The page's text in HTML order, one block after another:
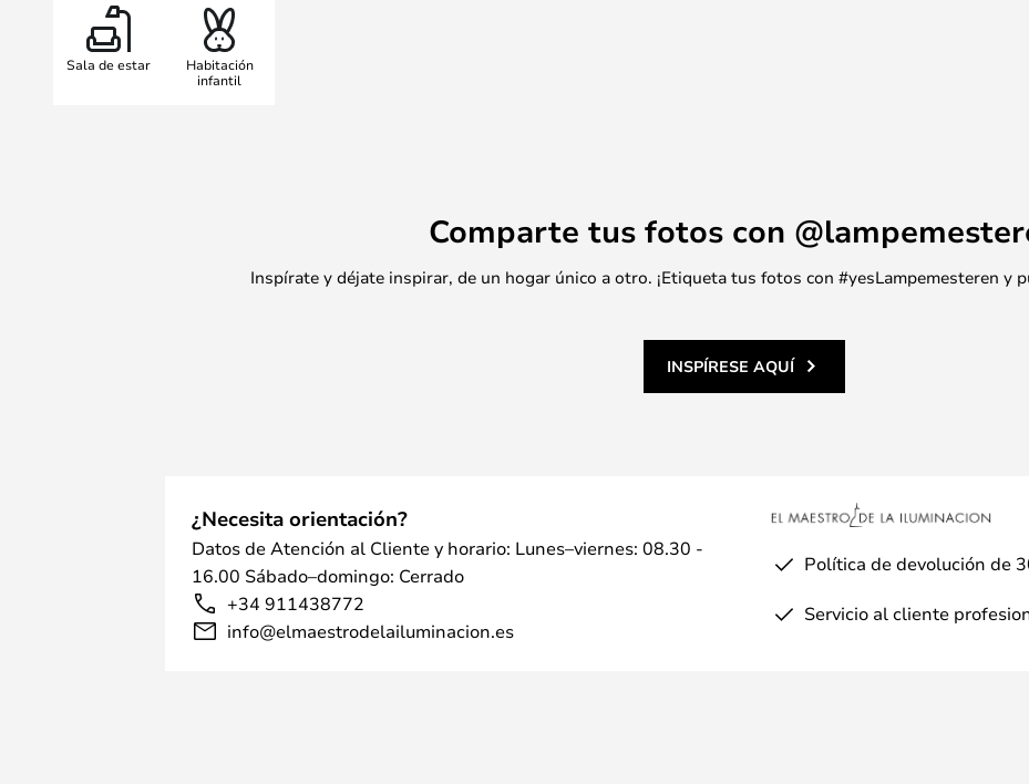
Sala de estar
Habitación
infantil
Comparte tus fotos con
Inspírate y déjate inspirar, de un hogar único a otro. ¡Etiqueta tus fotos con #yesLampemesteren y
INSPÍRESE AQUÍ
¿Necesita orientación?
Datos de Atención al Cliente y horario: Lunes–viernes: 08.30 -
16.00 Sábado–domingo: Cerrado
+34 911438772
info@elmaestrodelailuminacion.es
Política de devolución de
Servicio al cliente